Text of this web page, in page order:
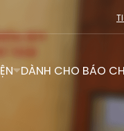
DÀNH CHO BÁO